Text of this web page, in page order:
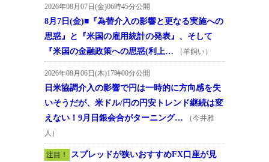
2026年08月07日(金)06時45分公開
8月7日(金)■『為替介入の影響と更なる実施への
思惑』と『米国の雇用統計の発表』、そして
『米国の金融政策への思惑(利上…
（羊飼い）
2026年08月06日(木)17時00分公開
日米協調介入の影響で円は一時的に方向感を失
いそうだが、米ドル/円の円安トレンド継続は変
えない！9月日銀会合がターニング…
（今井雅
人）
注目！ スプレッドが狭いおすすめFX口座が見